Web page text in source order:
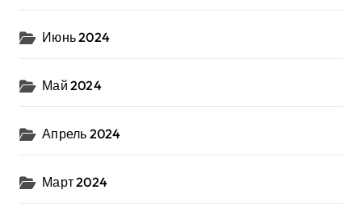
Июнь 2024
Май 2024
Апрель 2024
Март 2024